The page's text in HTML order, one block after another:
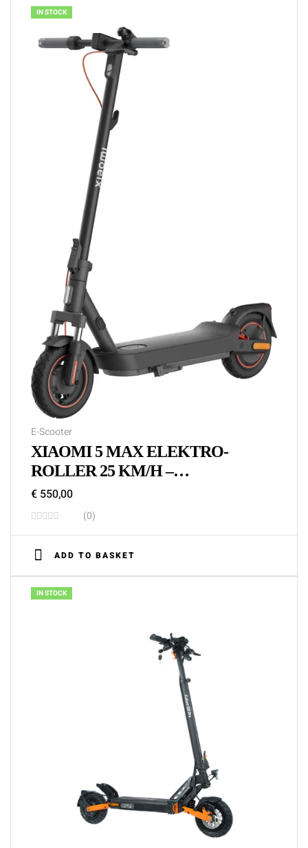
IN STOCK
E-Scooter
XIAOMI 5 MAX ELEKTRO-
ROLLER 25 KM/H –
LEISTUNGSSTARKER E-
SCOOTER KAUFEN
€ 550,00
(0)
ADD TO BASKET
IN STOCK